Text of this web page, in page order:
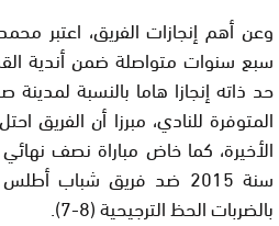
وعن أهم إنجازات الفريق، اعتبر
سبع سنوات متواصلة ضمن أندية
حد ذاته إنجازا هاما بالنسبة
المتوفرة للنادي، مبرزا أن الفريق
الأخيرة، كما خاض مباراة نصف
سنة 2015 ضد فريق شباب
بالضربات الحظ الترجيحية (8-7).